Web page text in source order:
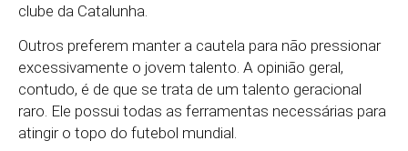
clube da Catalunha.
Outros preferem manter a cautela para não pressionar
excessivamente o jovem talento. A opinião geral,
contudo, é de que se trata de um talento geracional
raro. Ele possui todas as ferramentas necessárias para
atingir o topo do futebol mundial.